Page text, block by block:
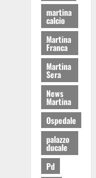
martina
calcio
Martina
Franca
Martina
Sera
News
Martina
Ospedale
palazzo
ducale
Pd